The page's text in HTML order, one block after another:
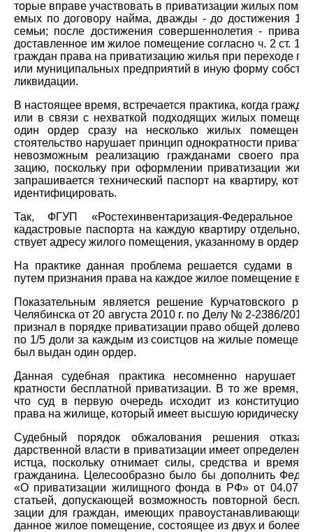
торые вправе участвовать в приватизации жилых
емых по договору найма, дважды - до достижения 18
семьи; после достижения совершеннолетия -
доставленное им жилое помещение согласно ч. 2 ст.
граждан права на приватизацию жилья при переходе
или муниципальных предприятий в иную форму
ликвидации.
В настоящее время, встречается практика, когда
или в связи с нехваткой подходящих жилых
один ордер сразу на несколько жилых
стоятельство нарушает принцип однократности
невозможным реализацию гражданами своего
зацию, поскольку при оформлении приватизации
запрашивается технический паспорт на квартиру,
идентифицировать.
Так, ФГУП «Ростехинвентаризация-Федеральное
кадастровые паспорта на каждую квартиру отдельно,
ствует адресу жилого помещения, указанному в ордере.
На практике данная проблема решается судами в
путем признания права на каждое жилое помещение в
Показательным является решение Курчатовского
Челябинска от 20 августа 2010 г. по Делу № 2-2386/
признал в порядке приватизации право общей долевой
по 1/5 доли за каждым из соистцов на жилые
был выдан один ордер.
Данная судебная практика несомненно нарушает
кратности бесплатной приватизации. В то же время,
что суд в первую очередь исходит из
права на жилище, который имеет высшую юридическую
Судебный порядок обжалования решения отказа
дарственной власти в приватизации имеет
истца, поскольку отнимает силы, средства и время
гражданина. Целесообразно было бы дополнить
«О приватизации жилищного фонда в РФ» от
статьей, допускающей возможность повторной
зации для граждан, имеющих правоустанавливающие
данное жилое помещение, состоящее из двух и более